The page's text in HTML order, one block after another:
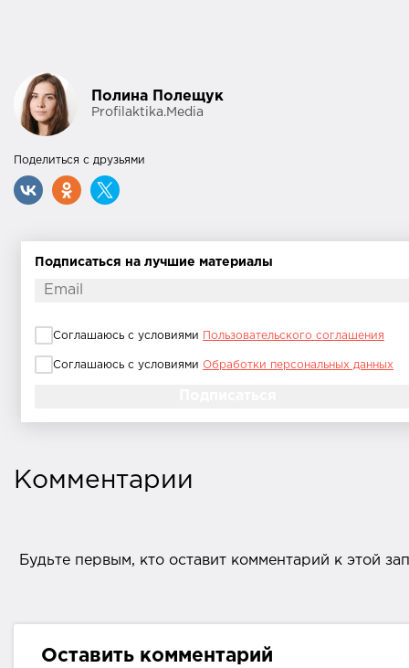
Полина Полещук
Profilaktika.Media
Поделиться с друзьями
Подписаться на лучшие материалы
Соглашаюсь с условиями Пользовательского соглашения
Соглашаюсь с условиями Обработки персональных данных
Комментарии
Будьте первым, кто оставит комментарий к этой
Оставить комментарий